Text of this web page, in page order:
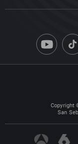
Copyright
San